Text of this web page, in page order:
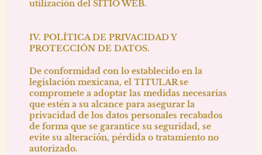
utilización del SITIO WEB.
IV. POLÍTICA DE PRIVACIDAD Y
PROTECCIÓN DE DATOS.
De conformidad con lo establecido en la
legislación mexicana, el TITULAR se
compromete a adoptar las medidas necesarias
que estén a su alcance para asegurar la
privacidad de los datos personales recabados
de forma que se garantice su seguridad, se
evite su alteración, pérdida o tratamiento no
autorizado.